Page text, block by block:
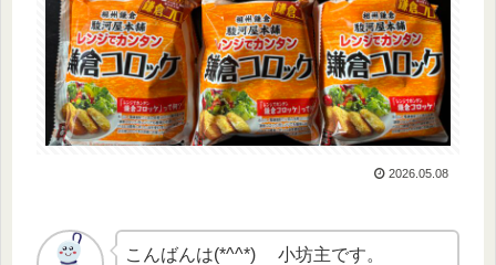
2026.05.08
こんばんは(*^^*) 小坊主です。